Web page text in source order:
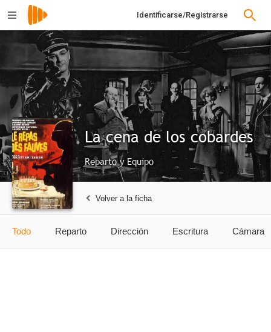
Identificarse/Registrarse
La cena de los cobardes
Reparto y Equipo
Volver a la ficha
Todo Reparto Dirección Escritura Cámara